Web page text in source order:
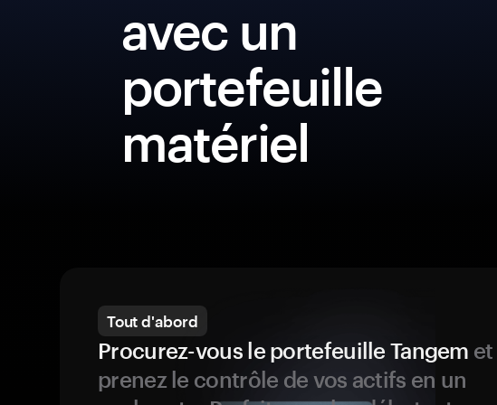
avec un
portefeuille
matériel
Tout d'abord
Procurez-vous le portefeuille Tangem et
prenez le contrôle de vos actifs en un